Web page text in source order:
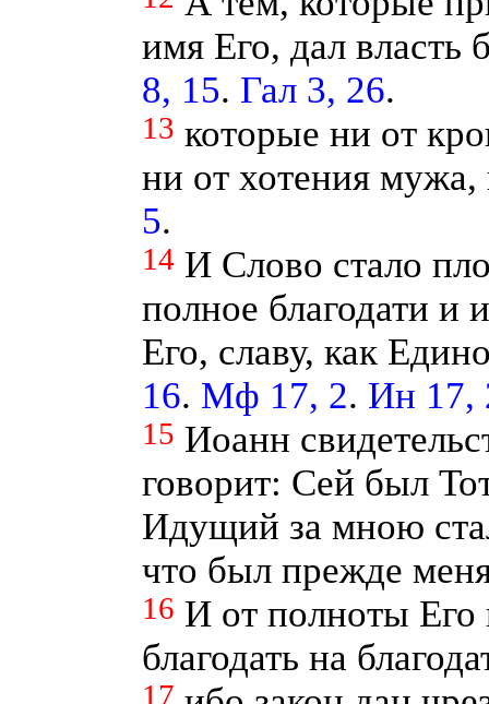
имя Его, дал
8, 15. Гал 3, 26.
13 которые ни от
ни от хотения
5.
14 И Слово стало
полное благодати и
Его, славу, как
16. Мф 17, 2. Ин 17,
15 Иоанн
говорит: Сей был
Идущий за мною
что был прежде
16 И от полноты
благодать на
17